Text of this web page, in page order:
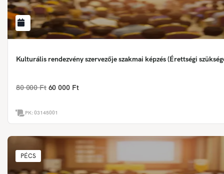
Kulturális rendezvény szervezője szakmai képzés (Érettségi
80 000 Ft 60 000 Ft
PK:03145001
PÉCS